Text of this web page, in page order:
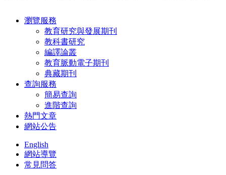
瀏覽服務
教育研究與發展期刊
教科書研究
編譯論叢
教育脈動電子期刊
典藏期刊
查詢服務
簡易查詢
進階查詢
熱門文章
網站公告
English
網站導覽
常見問答